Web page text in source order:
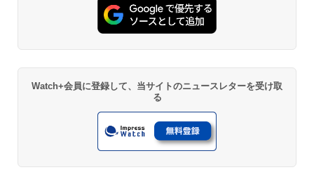
Watch+会員に登録して、当サイトのニュースレターを受け取
る